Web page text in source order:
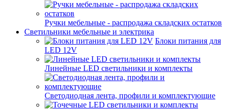
Ручки мебельные - распродажа складских остатков
Светильники мебельные и электрика
Блоки питания для
LED 12V
Линейные LED светильники и комплекты
Светодиодная лента, профили и комплектующие